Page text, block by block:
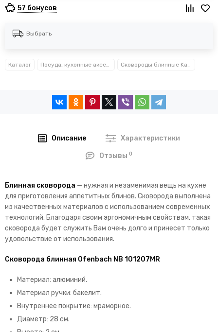
57 бонусов
Выбрать
Каталог Посуда, кухонные аксессуары и принадлежности TM Kamille TM Ofenbach Сковороды блинные Kamille™ Ofenbach™
Описание Характеристики
Отзывы0
Блинная сковорода — нужная и незаменимая вещь на кухне
для приготовления аппетитных блинов. Сковорода выполнена
из качественных материалов с использованием современных
технологий. Благодаря своим эргономичным свойствам, такая
сковорода будет служить Вам очень долго и принесет только
удовольствие от использования.
Сковорода блинная Ofenbach NB 101207MR
Материал: алюминий.
Материал ручки: бакелит.
Внутреннее покрытие: мраморное.
Диаметр: 28 см.